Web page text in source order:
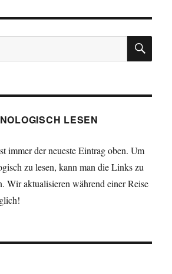
LESEN
immer der neueste Eintrag oben. Um
zu lesen, kann man die Links zu
Wir aktualisieren während einer Reise